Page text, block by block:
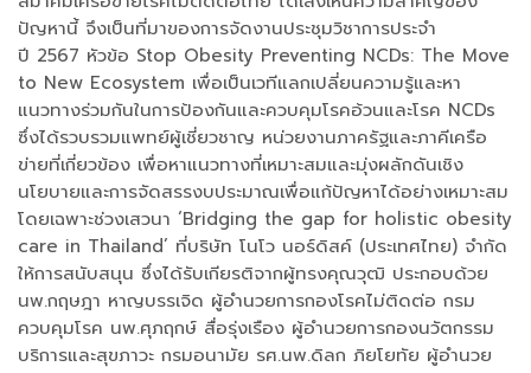
ปัญหานี้ จึงเป็นที่มาของการจัดงานประชุมวิชาการประจำ
ปี 2567 หัวข้อ Stop Obesity Preventing NCDs: The Move
to New Ecosystem เพื่อเป็นเวทีแลกเปลี่ยนความรู้และหา
แนวทางร่วมกันในการป้องกันและควบคุมโรคอ้วนและโรค NCDs
ซึ่งได้รวบรวมแพทย์ผู้เชี่ยวชาญ หน่วยงานภาครัฐและภาคีเครือ
ข่ายที่เกี่ยวข้อง เพื่อหาแนวทางที่เหมาะสมและมุ่งผลักดันเชิง
นโยบายและการจัดสรรงบประมาณเพื่อแก้ปัญหาได้อย่างเหมาะสม
โดยเฉพาะช่วงเสวนา ‘Bridging the gap for holistic obesity
care in Thailand’ ที่บริษัท โนโว นอร์ดิสค์ (ประเทศไทย) จำกัด
ให้การสนับสนุน ซึ่งได้รับเกียรติจากผู้ทรงคุณวุฒิ ประกอบด้วย
นพ.กฤษฎา หาญบรรเจิด ผู้อำนวยการกองโรคไม่ติดต่อ กรม
ควบคุมโรค นพ.ศุภฤกษ์ สื่อรุ่งเรือง ผู้อำนวยการกองนวัตกรรม
บริการและสุขภาวะ กรมอนามัย รศ.นพ.ดิลก ภิยโยทัย ผู้อำนวย